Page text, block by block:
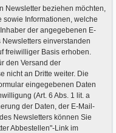
Newsletter beziehen möchten,
Informationen, welche
der angegebenen E-
einverstanden
freiwilliger Basis erhoben.
den Versand der
nicht an Dritte weiter. Die
eingegebenen Daten
(Art. 6 Abs. 1 lit. a
der Daten, der E-Mail-
Newsletters können Sie
Abbestellen"-Link im